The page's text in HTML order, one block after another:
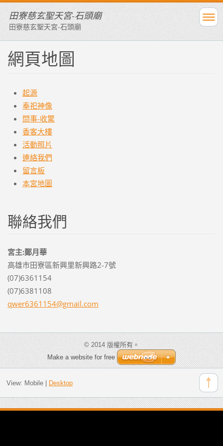
田寮慈玄聖天宮-石頭廟
田寮慈玄聖天宮-石頭廟
網頁地圖
起源
奉祀神像
問事-收驚
香客大樓
活動照片
連絡我們
留言板
本宮地圖
聯絡我們
宮主:鄭月華
高雄市田寮區新興里新興路2-7號
(07)6361154
(07)6381108
qwer6361 154@gmail.com
© 2014 版權所有。
Make a website for free
View: Mobile| Desktop